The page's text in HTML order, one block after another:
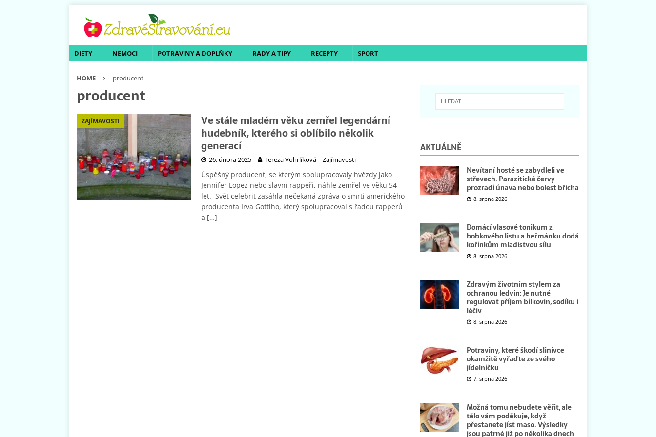
DIETY NEMOCI POTRAVINY A DOPLŇKY RADY A TIPY RECEPTY SPORT
HOME producent
producent
ZAJÍMAVOSTI
Ve stále mladém věku zemřel legendární
hudebník, kterého si oblíbilo několik
generací
26. února 2025 Tereza Vohrlíková Zajímavosti
Úspěšný producent, se kterým spolupracovaly hvězdy jako
Jennifer Lopez nebo slavní rappeři, náhle zemřel ve věku 54
let. Svět celebrit zasáhla nečekaná zpráva o smrti amerického
producenta Irva Gottiho, který spolupracoval s řadou rapperů
a […]
AKTUÁLNĚ
Nevítaní hosté se zabydleli ve
střevech. Parazitické červy
prozradí únava nebo bolest břicha
8. srpna 2026
Domácí vlasové tonikum z
bobkového listu a heřmánku dodá
kořínkům mladistvou sílu
8. srpna 2026
Zdravým životním stylem za
ochranou ledvin: Je nutné
regulovat příjem bílkovin, sodíku i
léčiv
8. srpna 2026
Potraviny, které škodí slinivce
okamžitě vyřaďte ze svého
jídelníčku
7. srpna 2026
Možná tomu nebudete věřit, ale
tělo vám poděkuje, když
přestanete jíst maso. Výsledky
jsou patrné již po několika dnech